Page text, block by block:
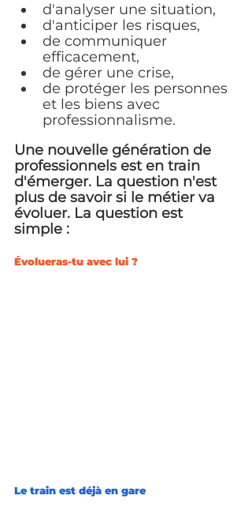
d'analyser une situation,
d'anticiper les risques,
de communiquer
efficacement,
de gérer une crise,
de protéger les personnes
et les biens avec
professionnalisme.
Une nouvelle génération de
professionnels est en train
d'émerger. La question n'est
plus de savoir si le métier va
évoluer. La question est
simple :
Évolueras-tu avec lui ?
Le train est déjà en gare